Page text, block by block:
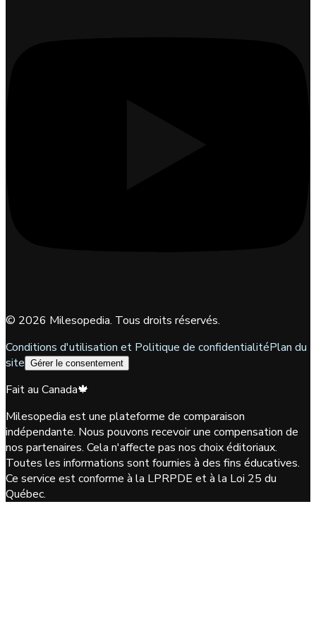
© 2026 Milesopedia. Tous droits réservés.
Conditions d'utilisation et Politique de confidentialitéPlan du
site Gérer le consentement
Fait au Canada🍁
Milesopedia est une plateforme de comparaison
indépendante. Nous pouvons recevoir une compensation de
nos partenaires. Cela n'affecte pas nos choix éditoriaux.
Toutes les informations sont fournies à des fins éducatives.
Ce service est conforme à la LPRPDE et à la Loi 25 du
Québec.